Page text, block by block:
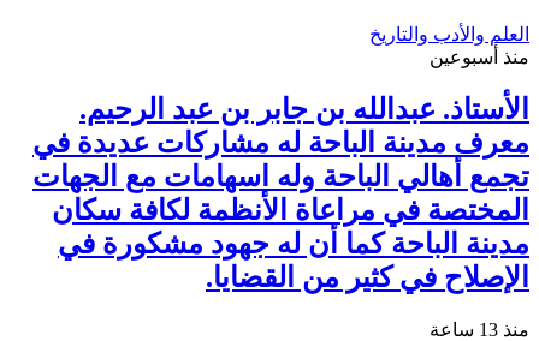
العلم والأدب والتاريخ
منذ أسبوعين
الأستاذ. عبدالله بن جابر بن عبد الرحيم.
معرف مدينة الباحة له مشاركات عديدة في
تجمع أهالي الباحة وله اسهامات مع الجهات
المختصة في مراعاة الأنظمة لكافة سكان
مدينة الباحة كما أن له جهود مشكورة في
الإصلاح في كثير من القضايا.
منذ 13 ساعة